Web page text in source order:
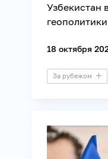
Узбекистан
геополитики
18 октября
За рубежом
ОДКБ СНГ